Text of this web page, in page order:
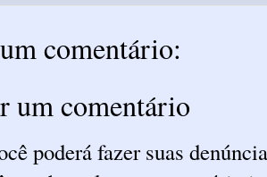
comentário:
um comentário
poderá fazer suas